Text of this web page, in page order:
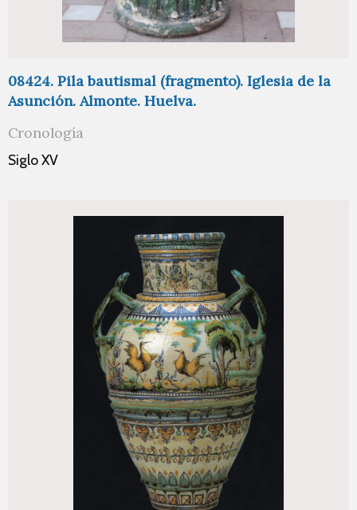
08424. Pila bautismal (fragmento). Iglesia de la
Asunción. Almonte. Huelva.
Cronología
Siglo XV